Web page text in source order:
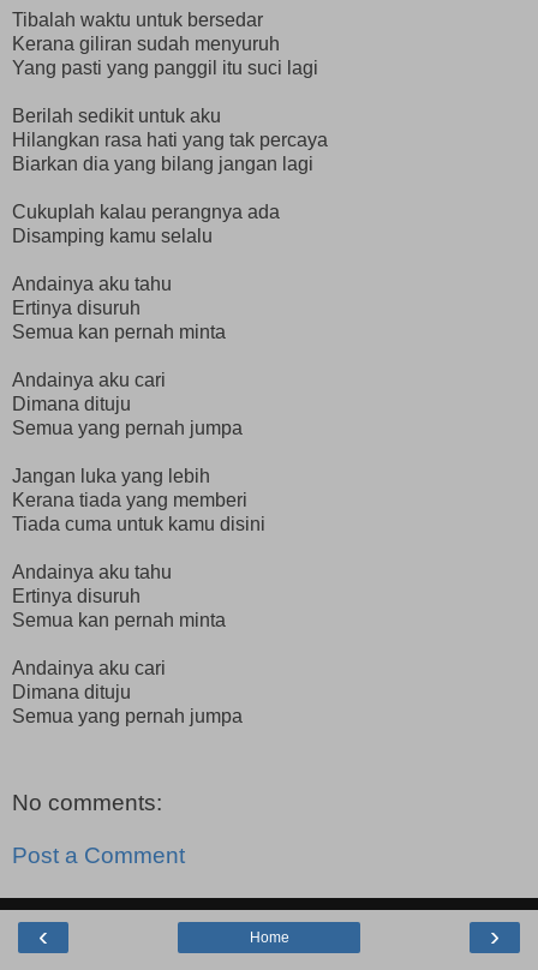
Tibalah waktu untuk bersedar
Kerana giliran sudah menyuruh
Yang pasti yang panggil itu suci lagi
Berilah sedikit untuk aku
Hilangkan rasa hati yang tak percaya
Biarkan dia yang bilang jangan lagi
Cukuplah kalau perangnya ada
Disamping kamu selalu
Andainya aku tahu
Ertinya disuruh
Semua kan pernah minta
Andainya aku cari
Dimana dituju
Semua yang pernah jumpa
Jangan luka yang lebih
Kerana tiada yang memberi
Tiada cuma untuk kamu disini
Andainya aku tahu
Ertinya disuruh
Semua kan pernah minta
Andainya aku cari
Dimana dituju
Semua yang pernah jumpa
No comments:
Post a Comment
‹ ›
Home